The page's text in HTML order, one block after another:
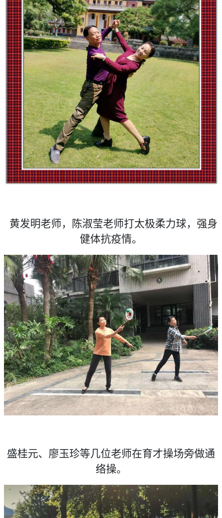
黄发明老师，陈淑莹老师打太极柔力球，强身
健体抗疫情。
盛桂元、廖玉珍等几位老师在育才操场旁做通
络操。